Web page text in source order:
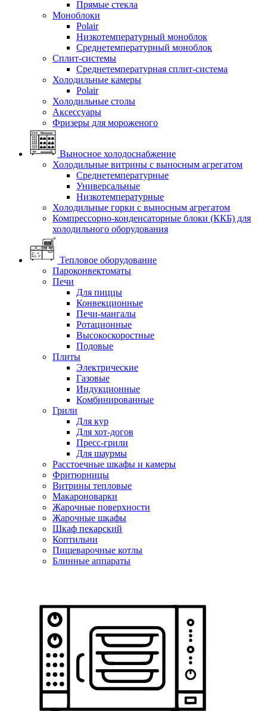
Прямые стекла
Моноблоки
Polair
Низкотемпературный моноблок
Среднетемпературный моноблок
Сплит-системы
Среднетемпературная сплит-система
Холодильные камеры
Polair
Холодильные столы
Аксессуары
Фризеры для мороженого
Выносное холодоснабжение
Холодильные витрины с выносным агрегатом
Среднетемпературные
Универсальные
Низкотемпературные
Холодильные горки с выносным агрегатом
Компрессорно-конденсаторные блоки (ККБ) для
холодильного оборудования
Тепловое оборудование
Пароконвектоматы
Печи
Для пиццы
Конвекционные
Печи-мангалы
Ротационные
Высокоскоростные
Подовые
Плиты
Электрические
Газовые
Индукционные
Комбинированные
Грили
Для кур
Для хот-догов
Пресс-грили
Для шаурмы
Расстоечные шкафы и камеры
Фритюрницы
Витрины тепловые
Макароноварки
Жарочные поверхности
Жарочные шкафы
Шкаф пекарский
Коптильни
Пищеварочные котлы
Блинные аппараты